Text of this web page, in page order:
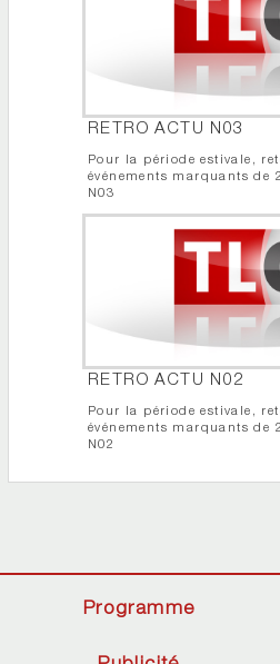
RETRO ACTU N03
Pour la période estivale,
événements marquants de
N03
RETRO ACTU N02
Pour la période estivale,
événements marquants de
N02
Programme